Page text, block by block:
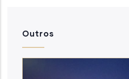
Outros